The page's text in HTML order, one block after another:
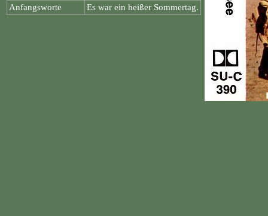
Anfangsworte
Es war ein heißer Sommertag.